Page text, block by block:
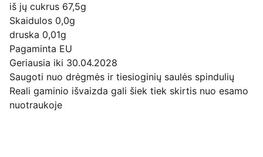
iš jų cukrus 67,5g
Skaidulos 0,0g
druska 0,01g
Pagaminta EU
Geriausia iki 30.04.2028
Saugoti nuo drėgmės ir tiesioginių saulės spindulių
Reali gaminio išvaizda gali šiek tiek skirtis nuo esamo
nuotraukoje